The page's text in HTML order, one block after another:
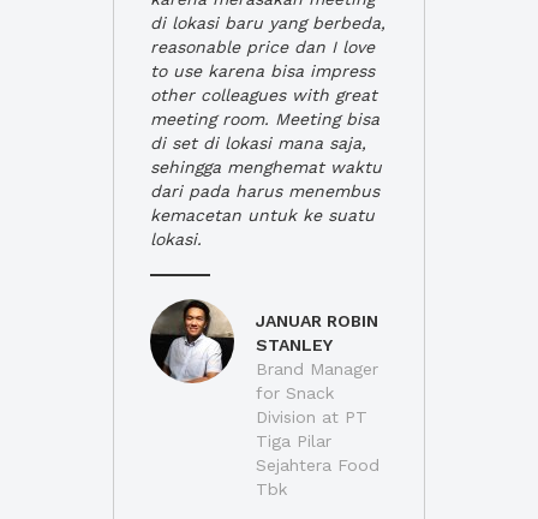
di lokasi baru yang berbeda,
reasonable price dan I love
to use karena bisa impress
other colleagues with great
meeting room. Meeting bisa
di set di lokasi mana saja,
sehingga menghemat waktu
dari pada harus menembus
kemacetan untuk ke suatu
lokasi.
JANUAR ROBIN
STANLEY
Brand Manager
for Snack
Division at PT
Tiga Pilar
Sejahtera Food
Tbk